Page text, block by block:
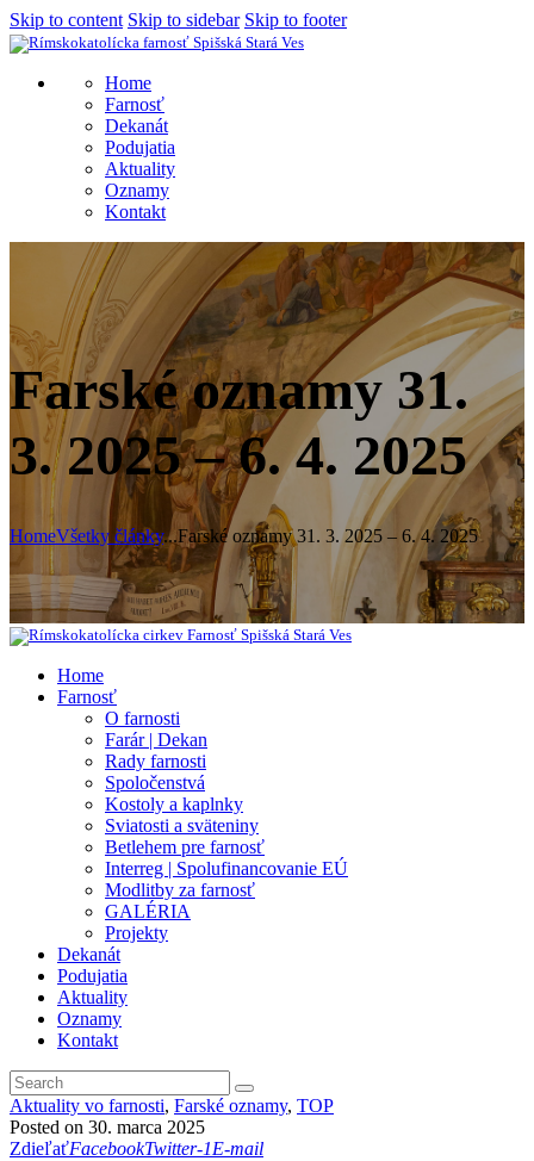
Skip to content Skip to sidebar Skip to footer
Home
Farnosť
Dekanát
Podujatia
Aktuality
Oznamy
Kontakt
Farské oznamy 31.
3. 2025 – 6. 4. 2025
HomeVšetky články...Farské oznamy 31. 3. 2025 – 6. 4. 2025
Home
Farnosť
O farnosti
Farár | Dekan
Rady farnosti
Spoločenstvá
Kostoly a kaplnky
Sviatosti a sväteniny
Betlehem pre farnosť
Interreg | Spolufinancovanie EÚ
Modlitby za farnosť
GALÉRIA
Projekty
Dekanát
Podujatia
Aktuality
Oznamy
Kontakt
Aktuality vo farnosti, Farské oznamy, TOP
Posted on 30. marca 2025
ZdieľaťFacebookTwitter-1E-mail